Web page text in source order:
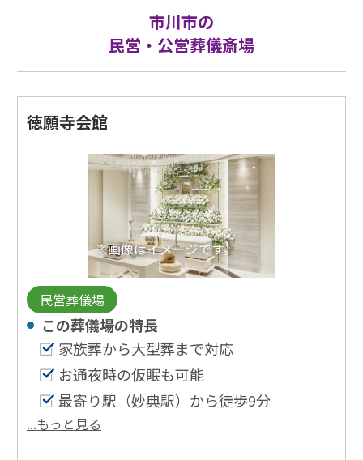
市川市の
民営・公営葬儀斎場
徳願寺会館
※画像はイメージです。
民営葬儀場
この葬儀場の特⻑
家族葬から大型葬まで対応
お通夜時の仮眠も可能
最寄り駅（妙典駅）から徒歩9分
...もっと見る